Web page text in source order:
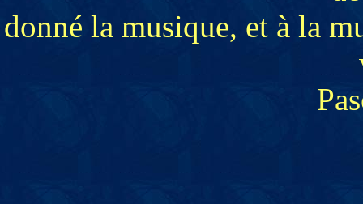
donné la musique, et à la